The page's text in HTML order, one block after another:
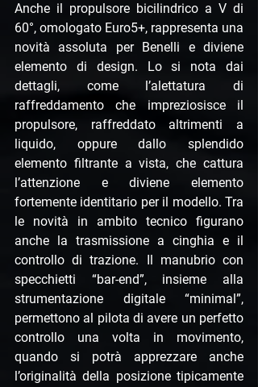
Anche il propulsore bicilindrico a V di
60°, omologato Euro5+, rappresenta una
novità assoluta per Benelli e diviene
elemento di design. Lo si nota dai
dettagli, come l’alettatura di
raffreddamento che impreziosisce il
propulsore, raffreddato altrimenti a
liquido, oppure dallo splendido
elemento filtrante a vista, che cattura
l’attenzione e diviene elemento
fortemente identitario per il modello. Tra
le novità in ambito tecnico figurano
anche la trasmissione a cinghia e il
controllo di trazione. Il manubrio con
specchietti “bar-end”, insieme alla
strumentazione digitale “minimal”,
permettono al pilota di avere un perfetto
controllo una volta in movimento,
quando si potrà apprezzare anche
l’originalità della posizione tipicamente